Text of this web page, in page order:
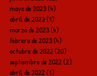
mayo de 2023(4)
abril de 2023(1)
marzo de 2023(4)
febrero de 2023(4)
octubre de 2022(20)
septiembre de 2022(2)
abril de 2022(1)